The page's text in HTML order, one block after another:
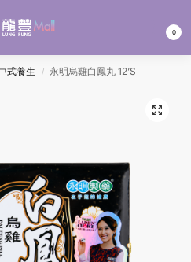
0
式養生 / 永明烏雞白鳳丸 12’S